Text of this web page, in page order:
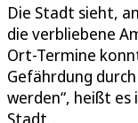
Die Stadt sieht,
die verbliebene
Ort-Termine
Gefährdung
werden“, heißt
Stadt.